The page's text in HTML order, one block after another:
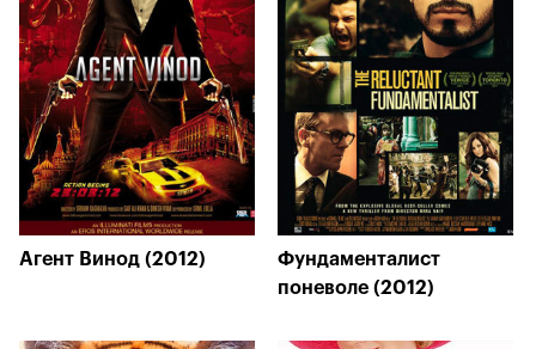
Агент Винод (2012)
Фундаменталист
поневоле (2012)